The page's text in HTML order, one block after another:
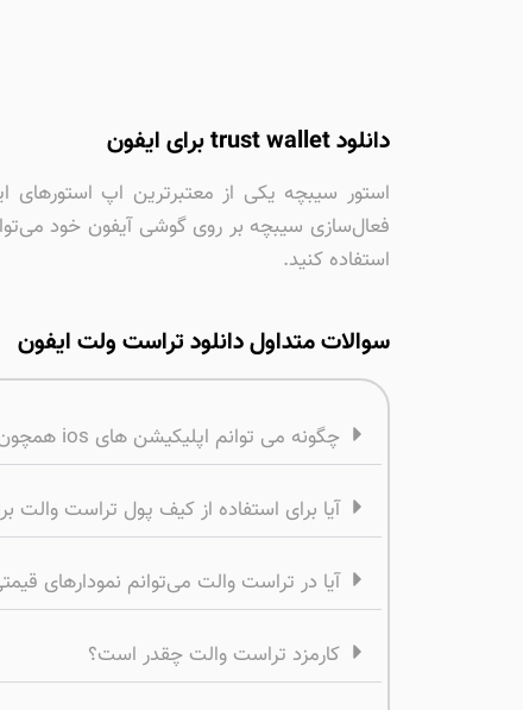
دانلود trust wallet برای ایفون
استور سیبچه یکی از معتبرترین اپ
استفاده کنید.
سوالات متداول دانلود تراست ولت ایفون
چگونه می توانم اپلیکیشن های ios همچون کیف پول تراست والت برای ایفون را در گوشی آیفون نصب کنم؟
آیا برای استفاده از کیف پول تراست والت
آیا در تراست والت می‌توانم نمودارهای
کارمزد تراست والت چقدر است؟